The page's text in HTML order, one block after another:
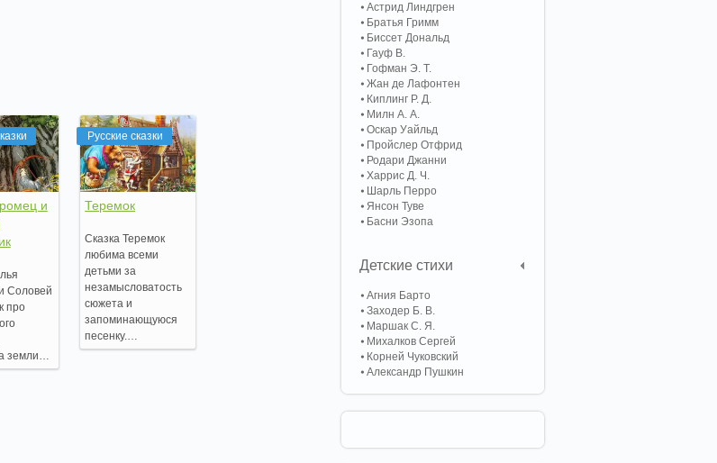
и
Соловей
про
земли…
Русские сказки
Теремок
Сказка Теремок
любима всеми
детьми за
незамысловатость
сюжета и
запоминающуюся
песенку.…
Астрид Линдгрен
Братья Гримм
Биссет Дональд
Гауф В.
Гофман Э. Т.
Жан де Лафонтен
Киплинг Р. Д.
Милн А. А.
Оскар Уайльд
Пройслер Отфрид
Родари Джанни
Харрис Д. Ч.
Шарль Перро
Янсон Туве
Басни Эзопа
Детские стихи
Агния Барто
Заходер Б. В.
Маршак С. Я.
Михалков Сергей
Корней Чуковский
Александр Пушкин